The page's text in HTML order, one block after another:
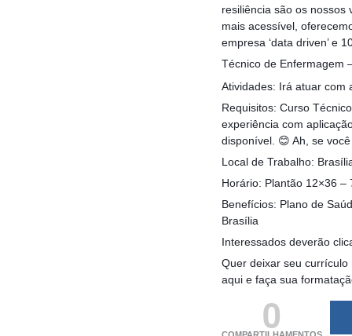
resiliência são os nossos
mais acessível,
empresa ‘data driven’ e
Técnico de Enfermagem
Atividades: Irá atuar com
Requisitos: Curso
experiência com
disponível. 😊 Ah, se
Local de Trabalho:
Horário: Plantão 12×36 –
Benefícios: Plano de
Brasília
Interessados deverão
Quer deixar seu
aqui e faça sua
0
COMPARTILHAMENTOS